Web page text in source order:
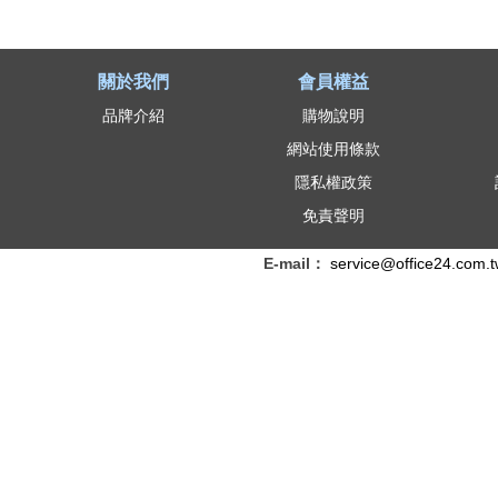
關於我們
品牌介紹
會員權益
購物說明
網站使用條款
隱私權政策
免責聲明
E-mail：